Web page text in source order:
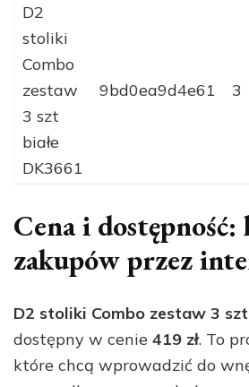
D2
stoliki
Combo
zestaw
3 szt
białe
DK3661
9bd0ea9d4e61 3
Cena i
zakupów przez
D2 stoliki Combo zestaw 3 szt
dostępny w cenie 419 zł. To
które chcą wprowadzić do